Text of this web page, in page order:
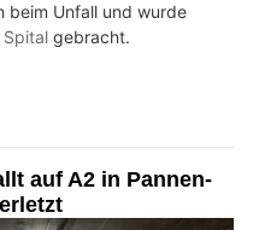
beim Unfall und wurde
Spital gebracht.
auf A2 in Pannen-